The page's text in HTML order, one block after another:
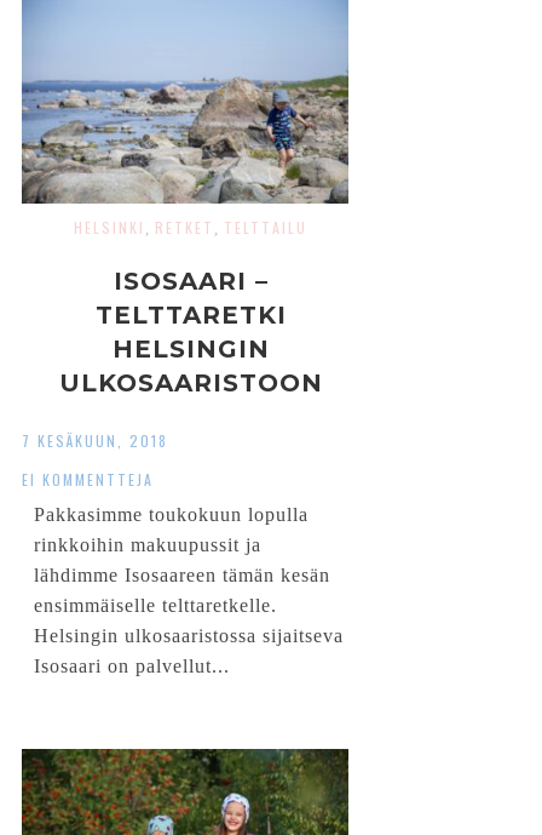
HELSINKI RETKET TELTTAILU
ISOSAARI –
TELTTARETKI
HELSINGIN
ULKOSAARISTOON
7 KESÄKUUN, 2018
EI KOMMENTTEJA
Pakkasimme toukokuun lopulla
rinkkoihin makuupussit ja
lähdimme Isosaareen tämän kesän
ensimmäiselle telttaretkelle.
Helsingin ulkosaaristossa sijaitseva
Isosaari on palvellut...